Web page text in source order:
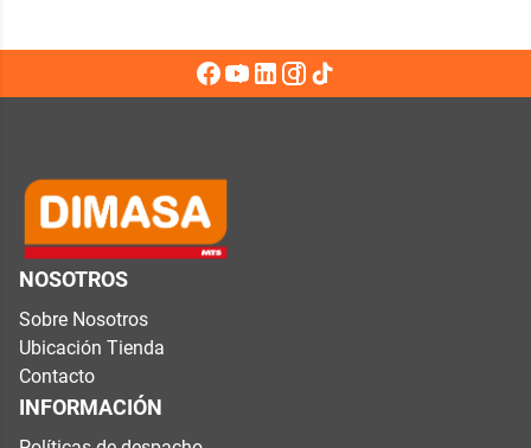
NOSOTROS
Sobre Nosotros
Ubicación Tienda
Contacto
INFORMACIÓN